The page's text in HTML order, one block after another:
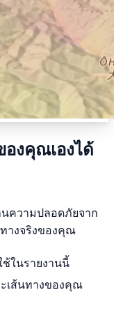
องคุณเองได้
ความปลอดภัยจาก
างจริงของคุณ
ในรายงานนี้
เส้นทางของคุณ